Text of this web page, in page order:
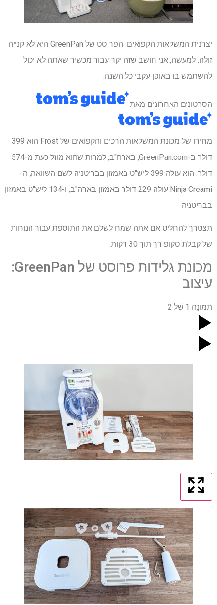
יצרנית המשקאות הקפואים והפרוסט של GreenPan היא לא קנייה
זולה. למעשה, אני חושב שזה יקר עבור מכשיר שאתה לא יכול
להשתמש בו באופן עקבי כל השנה.
הסרטונים האחרונים מאת
מחירו של מכונת המשקאות הרכים והקפואים של Frost הוא 399
דולר ב-GreenPan.com, בארה"ב, למרות שהוא מוזל כעת מ-574
דולר. הוא עולה 399 ליש"ט באמזון בבריטניה לשם השוואה, ה-
Ninja Creami עולה 229 דולר באמזון בארה"ב, ו-134 ליש"ט באמזון
בבריטניה
תצטרך להחליט אם אתה שמח לשלם את התוספת עבור הנוחות
של קבלת סקופ רך תוך 30 דקות.
מכונת גלידות פרוסט של GreenPan:
עיצוב
תְמוּנָה 1 שֶׁל 2